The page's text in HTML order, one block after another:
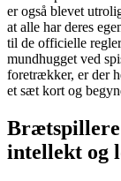
er også blevet
at alle har deres
til de officielle
mundhugget ved
foretrækker, er der
et sæt kort og
Brætspillere
intellekt og